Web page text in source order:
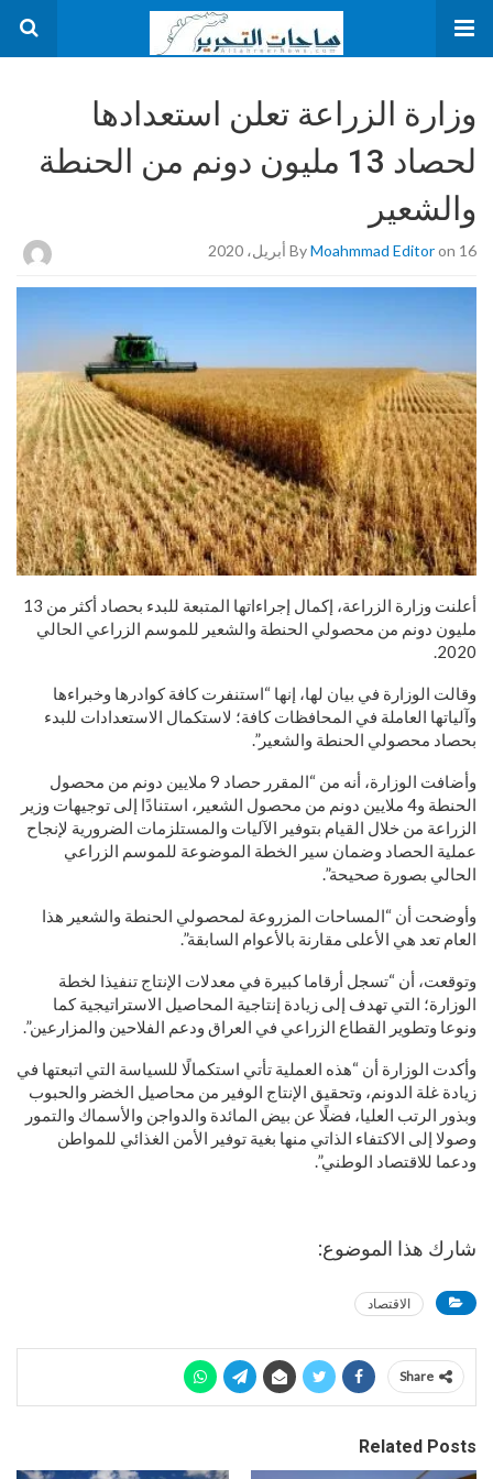
وزارة الزراعة تعلن استعدادها
لحصاد 13 مليون دونم من الحنطة
والشعير
ByMoahmmad Editoron 16 أبريل، 2020
أعلنت وزارة الزراعة، إكمال إجراءاتها المتبعة للبدء بحصاد أكثر من 13
مليون دونم من محصولي الحنطة والشعير للموسم الزراعي الحالي
2020.
وقالت الوزارة في بيان لها، إنها “استنفرت كافة كوادرها وخبراءها
وآلياتها العاملة في المحافظات كافة؛ لاستكمال الاستعدادات للبدء
بحصاد محصولي الحنطة والشعير”.
وأضافت الوزارة، أنه من “المقرر حصاد 9 ملايين دونم من محصول
الحنطة و4 ملايين دونم من محصول الشعير، استنادًا إلى توجيهات وزير
الزراعة من خلال القيام بتوفير الآليات والمستلزمات الضرورية لإنجاح
عملية الحصاد وضمان سير الخطة الموضوعة للموسم الزراعي
الحالي بصورة صحيحة”.
وأوضحت أن “المساحات المزروعة لمحصولي الحنطة والشعير هذا
العام تعد هي الأعلى مقارنة بالأعوام السابقة”.
وتوقعت، أن “تسجل أرقاما كبيرة في معدلات الإنتاج تنفيذا لخطة
الوزارة؛ التي تهدف إلى زيادة إنتاجية المحاصيل الاستراتيجية كما
ونوعا وتطوير القطاع الزراعي في العراق ودعم الفلاحين والمزارعين”.
وأكدت الوزارة أن “هذه العملية تأتي استكمالًا للسياسة التي اتبعتها في
زيادة غلة الدونم، وتحقيق الإنتاج الوفير من محاصيل الخضر والحبوب
وبذور الرتب العليا، فضلًا عن بيض المائدة والدواجن والأسماك والتمور
وصولا إلى الاكتفاء الذاتي منها بغية توفير الأمن الغذائي للمواطن
ودعما للاقتصاد الوطني”.
شارك هذا الموضوع:
الاقتصاد
Share
Related Posts